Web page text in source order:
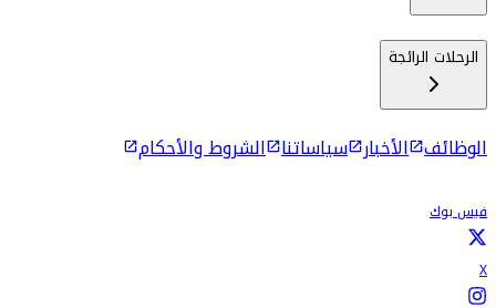
الرحلات الرائجة
الوظائف الأخبار سياساتنا الشروط والأحكام
فيس بوك
X